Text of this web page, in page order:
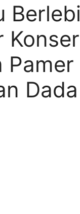
Konser
Pamer
Dada